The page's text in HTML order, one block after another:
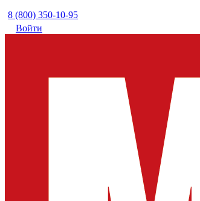
8 (800) 350-10-95
Войти